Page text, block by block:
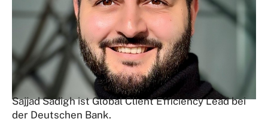
Sajjad Sadigh istGlobal Client Efficiency Leadbei
der Deutschen Bank.